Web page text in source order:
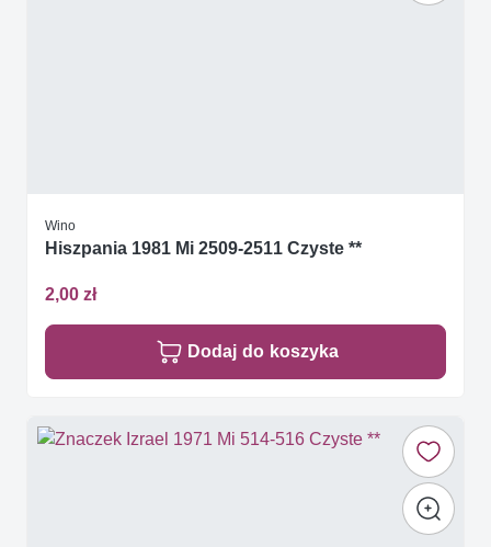
Wino
Hiszpania 1981 Mi 2509-2511 Czyste **
2,00 zł
Dodaj do koszyka